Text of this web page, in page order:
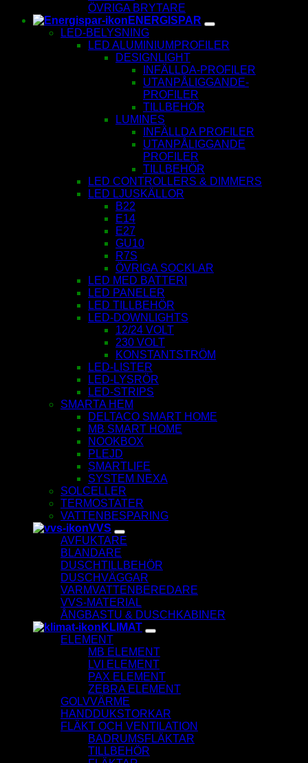
ÖVRIGA BRYTARE
ENERGISPAR
LED-BELYSNING
LED ALUMINIUMPROFILER
DESIGNLIGHT
INFÄLLDA-PROFILER
UTANPÅLIGGANDE-
PROFILER
TILLBEHÖR
LUMINES
INFÄLLDA PROFILER
UTANPÅLIGGANDE
PROFILER
TILLBEHÖR
LED CONTROLLERS & DIMMERS
LED LJUSKÄLLOR
B22
E14
E27
GU10
R7S
ÖVRIGA SOCKLAR
LED MED BATTERI
LED PANELER
LED TILLBEHÖR
LED-DOWNLIGHTS
12/24 VOLT
230 VOLT
KONSTANTSTRÖM
LED-LISTER
LED-LYSRÖR
LED-STRIPS
SMARTA HEM
DELTACO SMART HOME
MB SMART HOME
NOOKBOX
PLEJD
SMARTLIFE
SYSTEM NEXA
SOLCELLER
TERMOSTATER
VATTENBESPARING
VVS
AVFUKTARE
BLANDARE
DUSCHTILLBEHÖR
DUSCHVÄGGAR
VARMVATTENBEREDARE
VVS-MATERIAL
ÅNGBASTU & DUSCHKABINER
KLIMAT
ELEMENT
MB ELEMENT
LVI ELEMENT
PAX ELEMENT
ZEBRA ELEMENT
GOLVVÄRME
HANDDUKSTORKAR
FLÄKT OCH VENTILATION
BADRUMSFLÄKTAR
TILLBEHÖR